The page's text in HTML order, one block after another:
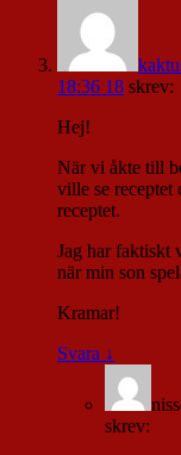
18:36 18 skrev:
Hej!
När vi åkte till
ville se receptet
receptet.
Jag har faktiskt
när min son
Kramar!
Svara ↓
skrev: